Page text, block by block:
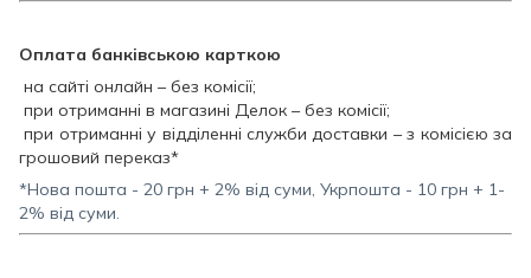
Оплата банківською карткою
на сайті онлайн – без комісії;
при отриманні в магазині Делок – без комісії;
при отриманні у відділенні служби доставки – з комісією за
грошовий переказ*
*Нова пошта - 20 грн + 2% від суми, Укрпошта - 10 грн + 1-
2% від суми.